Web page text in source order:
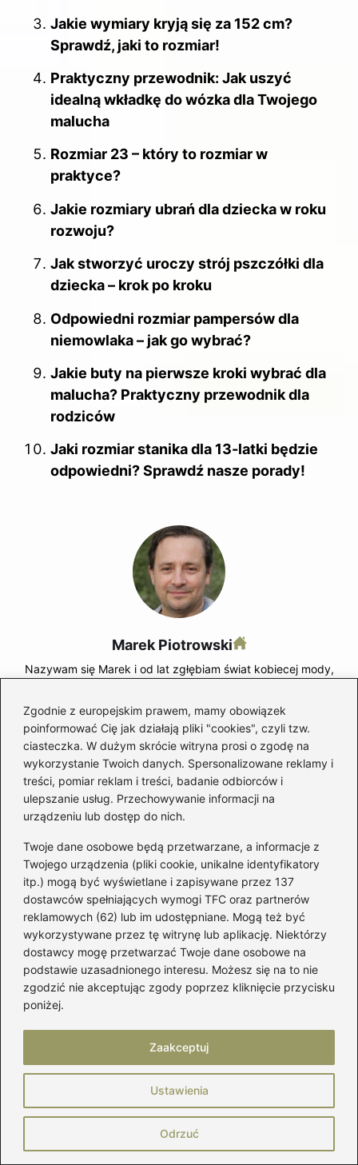
Zgodnie z europejskim prawem, mamy obowiązek
poinformować Cię jak działają pliki "cookies", czyli tzw.
ciasteczka. W dużym skrócie witryna prosi o zgodę na
wykorzystanie Twoich danych. Spersonalizowane reklamy i
treści, pomiar reklam i treści, badanie odbiorców i
ulepszanie usług. Przechowywanie informacji na
urządzeniu lub dostęp do nich.
Twoje dane osobowe będą przetwarzane, a informacje z
Twojego urządzenia (pliki cookie, unikalne identyfikatory
itp.) mogą być wyświetlane i zapisywane przez 137
dostawców spełniających wymogi TFC oraz partnerów
reklamowych (62) lub im udostępniane. Mogą też być
wykorzystywane przez tę witrynę lub aplikację. Niektórzy
dostawcy mogę przetwarzać Twoje dane osobowe na
podstawie uzasadnionego interesu. Możesz się na to nie
zgodzić nie akceptując zgody poprzez kliknięcie przycisku
poniżej.
Ustawienia
Odrzuć
Zaakceptuj
Jakie wymiary kryją się za 152 cm?
Sprawdź, jaki to rozmiar!
Praktyczny przewodnik: Jak uszyć
idealną wkładkę do wózka dla Twojego
malucha
Rozmiar 23 – który to rozmiar w
praktyce?
Jakie rozmiary ubrań dla dziecka w roku
rozwoju?
Jak stworzyć uroczy strój pszczółki dla
dziecka – krok po kroku
Odpowiedni rozmiar pampersów dla
niemowlaka – jak go wybrać?
Jakie buty na pierwsze kroki wybrać dla
malucha? Praktyczny przewodnik dla
rodziców
Jaki rozmiar stanika dla 13-latki będzie
odpowiedni? Sprawdź nasze porady!
Marek Piotrowski
Nazywam się Marek i od lat zgłębiam świat kobiecej mody,
pary obuwia — niezależnie od tego, czy mówimy o
eleganckich oxfordach, wygodnych sneakersach,
klasycznych loafersach czy butach, które przetrwają każdą
pogodę.
Moda dla pań to dla mnie nie tylko ubrania, ale sposób
wyrażania siebie. Na blogu znajdziesz testy butów,
praktyczne porady dotyczące pielęgnacji obuwia, recenzje
wskazówki, jak łączyć buty z garderobą, by wyglądać
stylowo i czuć się pewnie.
Dzielę się wiedzą o materiałach, krojach, jakości wykonania
i detalach, które naprawdę mają znaczenie. A jeśli interesują
Cię ciuchy, pielęgnacja, zapachy czy budowanie własnego
stylu – znajdziesz tu również miejsce dla inspiracji i
sprawdzonych trików.
←
Jak idealnie dobrać rozmiar pierścionka Yes do
Jaki rozmiar dywanu do narożnika wybrać, aby